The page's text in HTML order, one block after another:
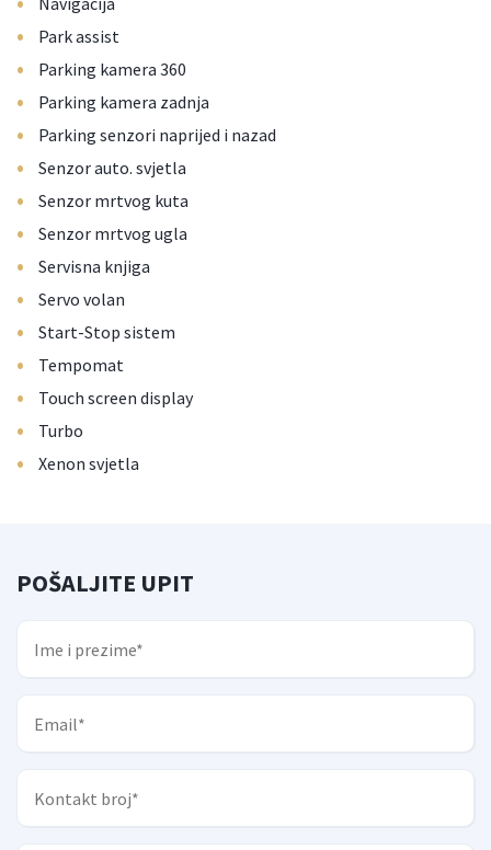
• Park assist
• Parking kamera 360
• Parking kamera zadnja
• Parking senzori naprijed i nazad
• Senzor auto. svjetla
• Senzor mrtvog kuta
• Senzor mrtvog ugla
• Servisna knjiga
• Servo volan
• Start-Stop sistem
• Tempomat
• Touch screen display
• Turbo
• Xenon svjetla
POŠALJITE UPIT